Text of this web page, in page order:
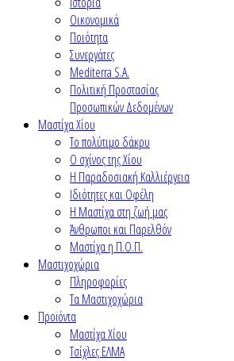
Οικονομικά
Ποιότητα
Συνεργάτες
Mediterra S.A.
Πολιτική Προστασίας
Προσωπικών Δεδομένων
Μαστίχα Χίου
Το πολύτιμο δάκρυ
Ο σχίνος της Χίου
Η Παραδοσιακή Καλλιέργεια
Ιδιότητες και Οφέλη
Η Μαστίχα στη ζωή μας
Άνθρωποι και Παρελθόν
Μαστίχα η Π.Ο.Π.
Μαστιχοχώρια
Πληροφορίες
Τα Μαστιχοχώρια
Προϊόντα
Μαστίχα Χίου
Τσίχλες ΕΛΜΑ